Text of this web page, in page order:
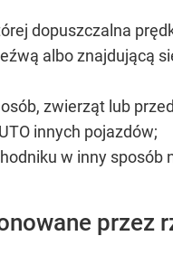
dopuszczalna
albo znajdującą
zwierząt lub
innych pojazdów;
w inny
przez